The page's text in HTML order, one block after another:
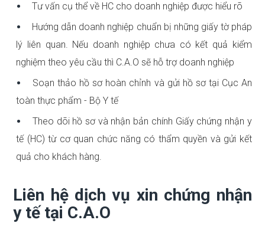
Tư vấn cụ thể về HC cho doanh nghiệp được hiểu rõ
Hướng dẫn doanh nghiệp chuẩn bị những giấy tờ pháp
lý liên quan. Nếu doanh nghiệp chưa có kết quả kiểm
nghiệm theo yêu cầu thì C.A.O sẽ hỗ trợ doanh nghiệp
Soạn thảo hồ sơ hoàn chỉnh và gửi hồ sơ tại Cục An
toàn thực phẩm - Bộ Y tế
Theo dõi hồ sơ và nhận bản chính Giấy chứng nhận y
tế (HC) từ cơ quan chức năng có thẩm quyền và gửi kết
quả cho khách hàng.
Liên hệ dịch vụ xin chứng nhận
y tế tại C.A.O